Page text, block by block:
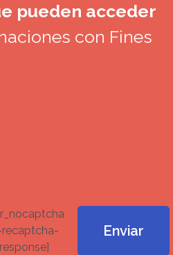
pueden acceder
con Fines
response]